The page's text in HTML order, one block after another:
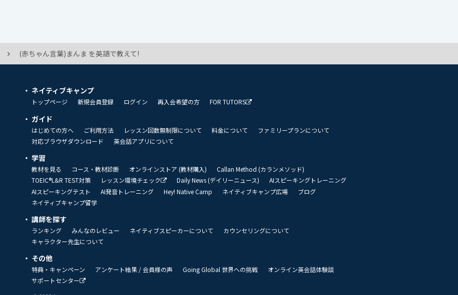
(赤ちゃん言葉)まんま を英語で教えて!
ネイティブキャンプ
トップページ 新規会員登録 ログイン 再入会希望の方 FOR TUTORS
ガイド
はじめての方へ ご利用方法 レッスン回数無制限について 料金について
ファミリープランについて
対応ブラウザダウンロード
英会話アプリについて
学習
教材を見る コース・教材診断 オンラインストア (教材購入)
Callan Method (カランメソッド)
TOEIC®L&R TEST対策
レッスン環境チェック Daily News (デイリーニュース)
AIスピーキングトレーニング
AIスピーキングテスト
AI発音トレーニング Hey! Native Camp ネイティブキャンプ広場
ブログ
ネイティブキャンプ留学
講師を探す
ランキング みんなのレビュー ネイティブスピーカーについて
カウンセリングについて
キャラクター先生について
その他
特典・キャンペーン アンケート結果 / 会員様の声 Going Global 世界への挑戦
オンライン英会話体験談
サポートセンター